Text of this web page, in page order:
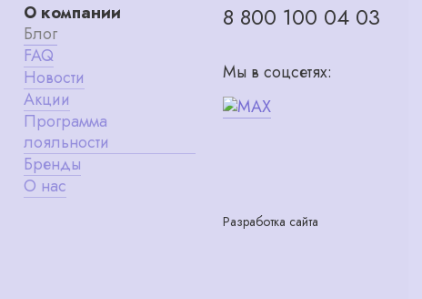
О компании
Блог
FAQ
Новости
Акции
Программа
лояльности
Бренды
О нас
8 800 100 04 03
Мы в соцсетях:
Разработка сайта